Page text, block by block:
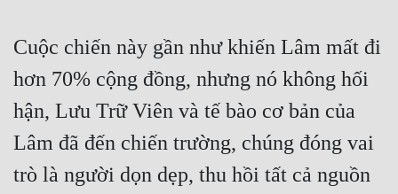
Cuộc chiến này gần như khiến Lâm mất đi
hơn 70% cộng đồng, nhưng nó không hối
hận, Lưu Trữ Viên và tế bào cơ bản của
Lâm đã đến chiến trường, chúng đóng vai
trò là người dọn dẹp, thu hồi tất cả nguồn